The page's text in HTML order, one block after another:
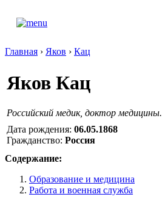
Главная › Яков › Кац
Яков Кац
Российский медик, доктор медицины.
Дата рождения: 06.05.1868
Гражданство: Россия
Содержание:
Образование и медицина
Работа и военная служба